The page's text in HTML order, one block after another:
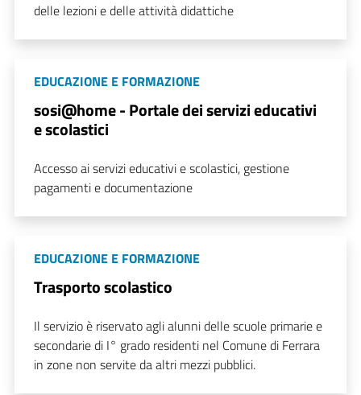
delle lezioni e delle attività didattiche
EDUCAZIONE E FORMAZIONE
sosi@home - Portale dei servizi educativi
e scolastici
Accesso ai servizi educativi e scolastici, gestione
pagamenti e documentazione
EDUCAZIONE E FORMAZIONE
Trasporto scolastico
Il servizio è riservato agli alunni delle scuole primarie e
secondarie di I° grado residenti nel Comune di Ferrara
in zone non servite da altri mezzi pubblici.